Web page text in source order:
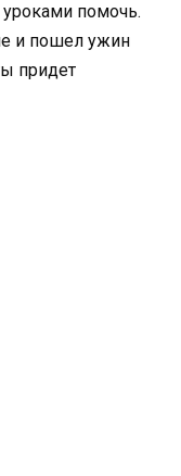
помочь.
и пошел ужин
придет